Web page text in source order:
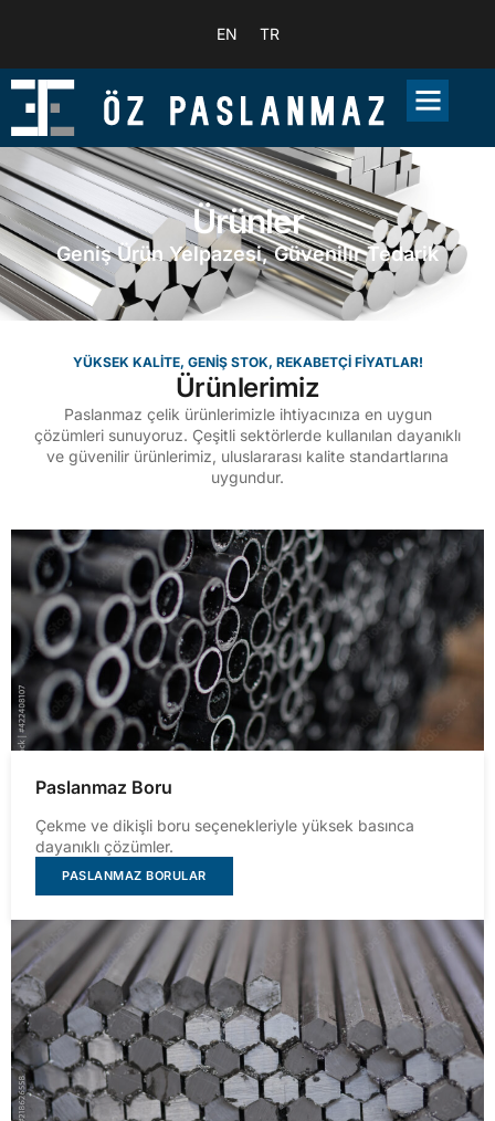
EN TR
Ürünler
Geniş Ürün Yelpazesi, Güvenilir Tedarik
YÜKSEK KALITE, GENIŞ STOK, REKABETÇI FIYATLAR!
Ürünlerimiz
Paslanmaz çelik ürünlerimizle ihtiyacınıza en uygun
çözümleri sunuyoruz. Çeşitli sektörlerde kullanılan dayanıklı
ve güvenilir ürünlerimiz, uluslararası kalite standartlarına
uygundur.
Paslanmaz Boru
Çekme ve dikişli boru seçenekleriyle yüksek basınca
dayanıklı çözümler.
PASLANMAZ BORULAR